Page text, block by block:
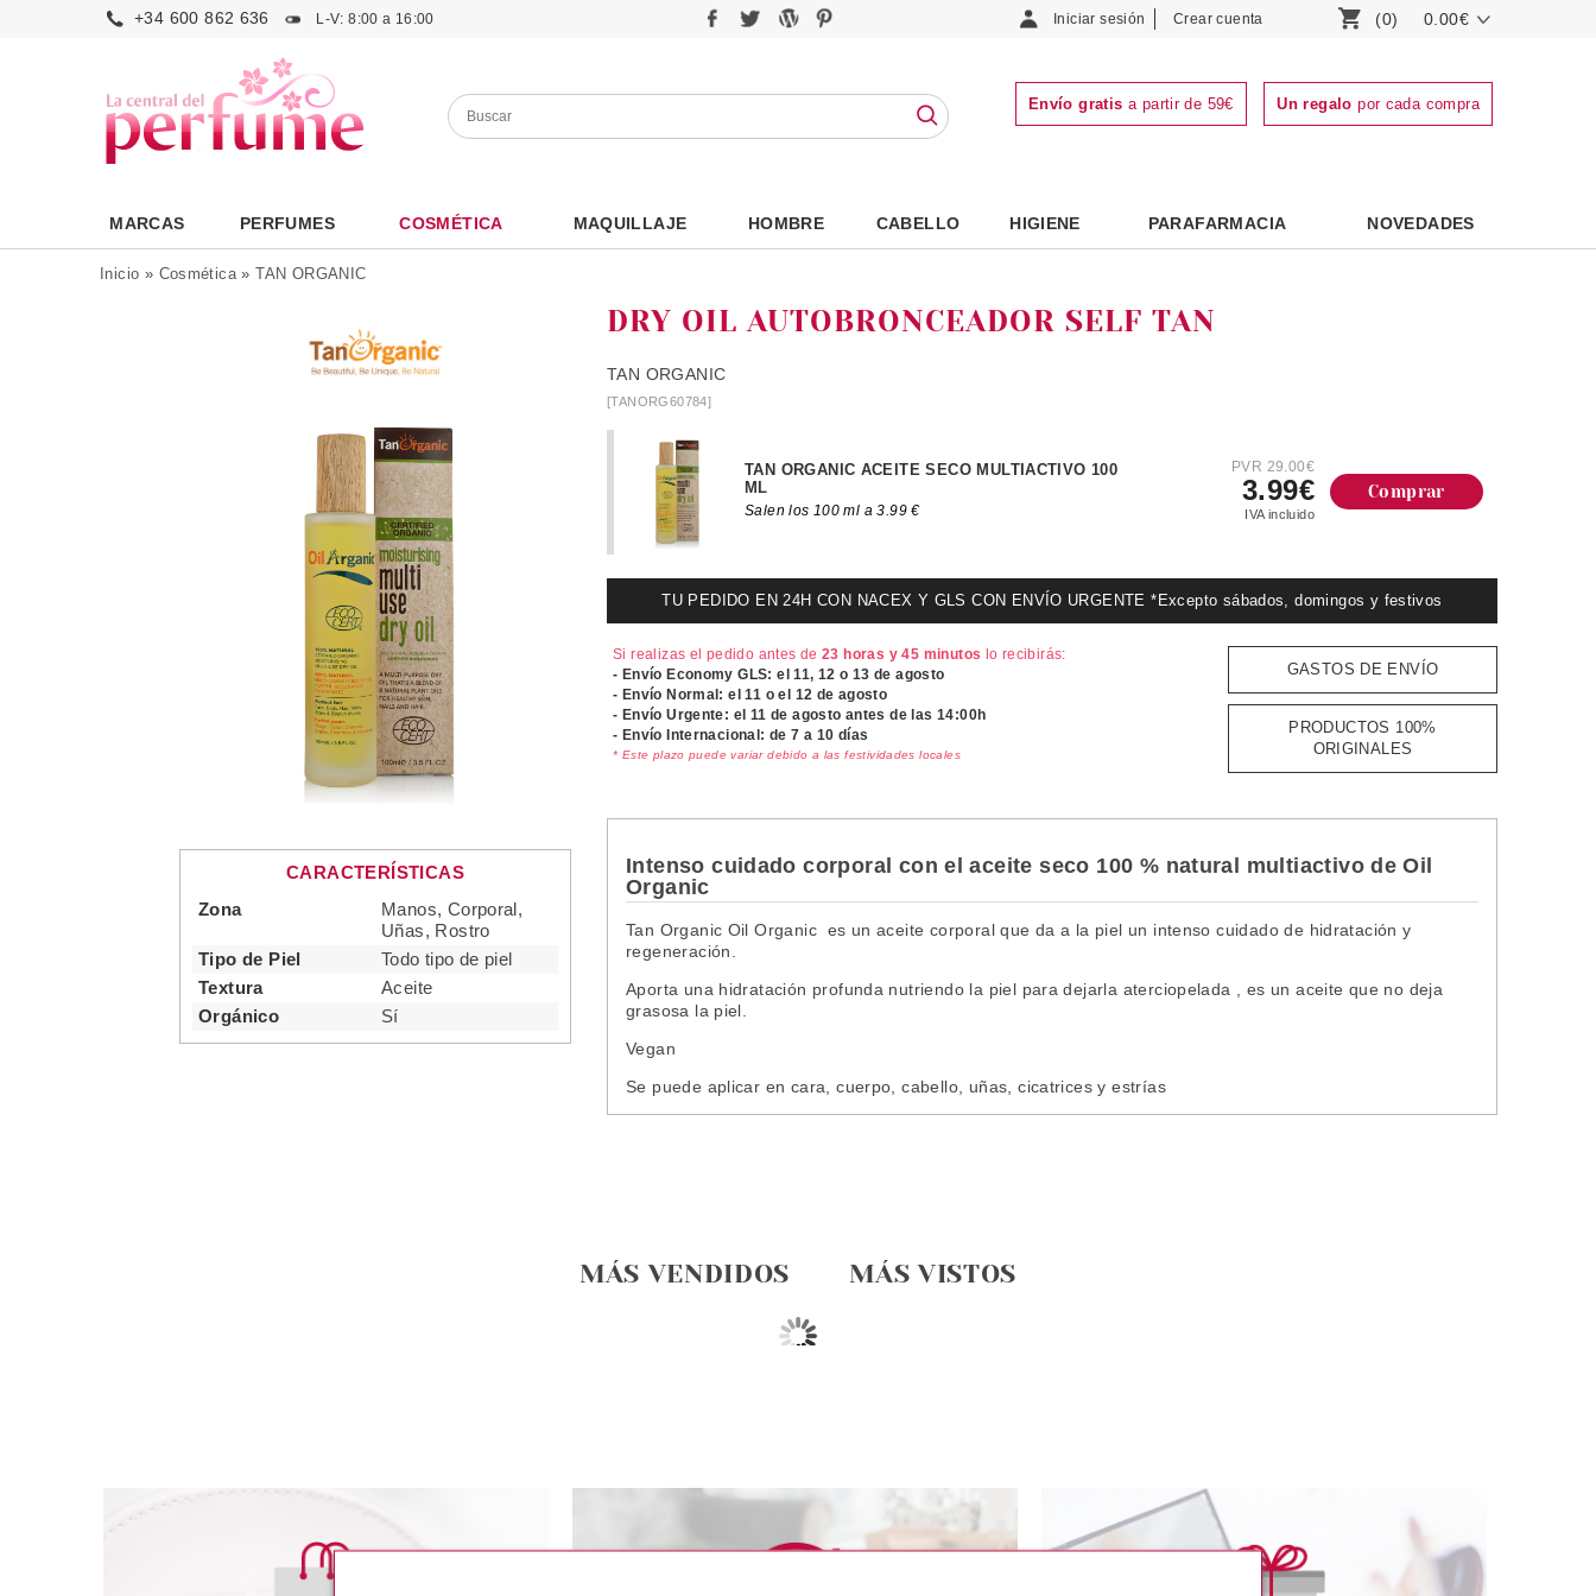
+34 600 862 636 L-V: 8:00 a 16:00 Iniciar sesión Crear cuenta (0) 0.00€
Envío gratis a partir de 59€ Un regalo por cada compra
MARCAS PERFUMES COSMÉTICA MAQUILLAJE HOMBRE CABELLO HIGIENE PARAFARMACIA NOVEDADES
Inicio » Cosmética»TAN ORGANIC
CARACTERÍSTICAS
Zona
Manos, Corporal,
Uñas, Rostro
Tipo de Piel
Todo tipo de piel
Textura
Aceite
Orgánico
Sí
DRY OIL AUTOBRONCEADOR SELF TAN
TAN ORGANIC
[TANORG60784]
TAN ORGANIC ACEITE SECO MULTIACTIVO 100
ML
Salen los 100 ml a 3.99 €
PVR 29.00€
3.99€
IVA incluido
Comprar
TU PEDIDO EN 24H CON NACEX Y GLS CON ENVÍO URGENTE *Excepto sábados, domingos y festivos
Si realizas el pedido antes de23 horas y 45 minutos lo recibirás:
- Envío Economy GLS: el11, 12 o 13 de agosto
- Envío Normal: el11 o el 12 de agosto
- Envío Urgente: el 11 de agosto antes de las 14:00h
- Envío Internacional: de 7 a 10 días
* Este plazo puede variar debido a las festividades locales
GASTOS DE ENVÍO
PRODUCTOS 100%
ORIGINALES
Intenso cuidado corporal con el aceite seco 100 % natural multiactivo de Oil
Organic
Tan Organic Oil Organic es un aceite corporal que da a la piel un intenso cuidado de hidratación y
regeneración.
Aporta una hidratación profunda nutriendo la piel para dejarla aterciopelada , es un aceite que no deja
grasosa la piel.
Vegan
Se puede aplicar en cara, cuerpo, cabello, uñas, cicatrices y estrías
MÁS VENDIDOS MÁS VISTOS